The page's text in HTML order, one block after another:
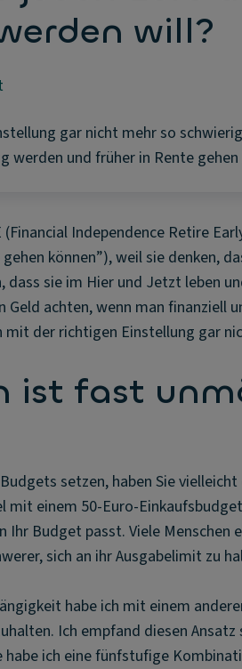
will?
gar nicht mehr so
werden und früher in Rente gehen
Independence Retire
können”), weil sie denken,
dass sie im Hier und Jetzt leben
achten, wenn man finanziell
mit der richtigen Einstellung gar
ist fast
setzen, haben Sie
mit einem 50-Euro-
Budget passt. Viele Menschen
sich an ihr Ausgabelimit zu
habe ich mit einem
Ich empfand diesen
ich eine fünfstufige